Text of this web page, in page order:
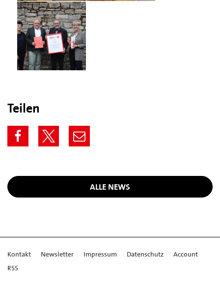
Teilen
ALLE NEWS
Kontakt Newsletter Impressum Datenschutz
Account
RSS